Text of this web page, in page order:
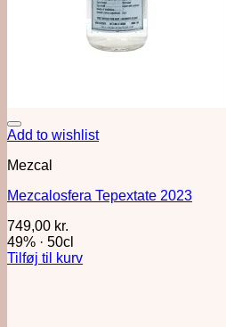
Add to wishlist
Mezcal
Mezcalosfera Tepextate 2023
749,00 kr.
49% · 50cl
Tilføj til kurv